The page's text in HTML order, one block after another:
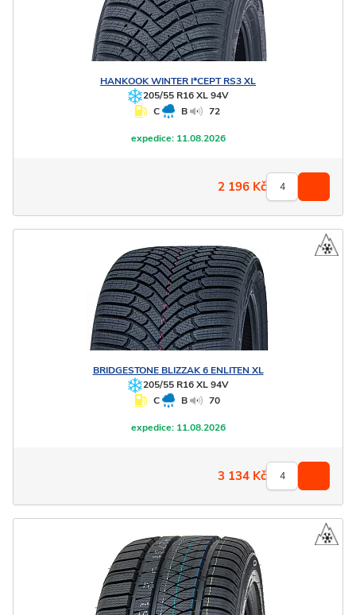
HANKOOKWINTER I*CEPT RS3 XL
205/55 R16 XL 94V
C
B 72
expedice:11.08.2026
2 196 Kč
BRIDGESTONEBLIZZAK 6 ENLITEN XL
205/55 R16 XL 94V
C
B 70
expedice:11.08.2026
3 134 Kč